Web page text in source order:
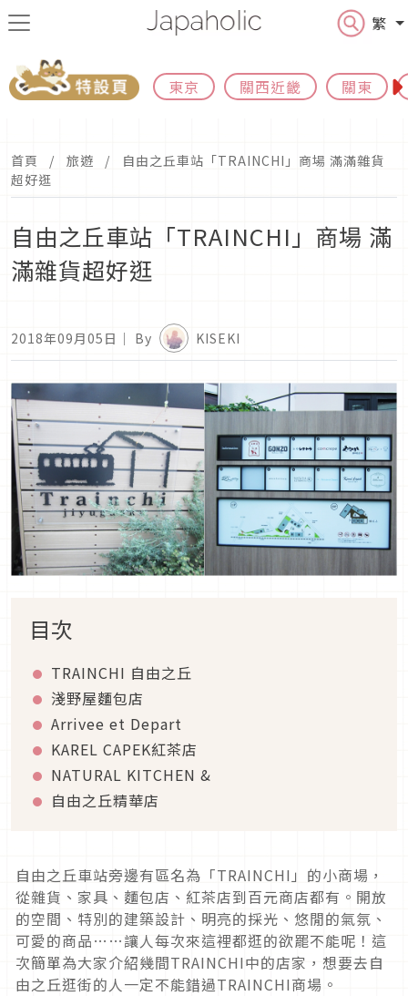
繁
東京 關西近畿 關東
首頁 旅遊
自由之丘車站「TRAINCHI」商場 滿滿雜貨
超好逛
自由之丘車站「TRAINCHI」商場 滿
滿雜貨超好逛
2018年09月05日 ｜ By KISEKI
目次
TRAINCHI 自由之丘
淺野屋麵包店
Arrivee et Depart
KAREL CAPEK紅茶店
NATURAL KITCHEN &
自由之丘精華店
自由之丘車站旁邊有區名為「TRAINCHI」的小商場，
從雜貨、家具、麵包店、紅茶店到百元商店都有。開放
的空間、特別的建築設計、明亮的採光、悠閒的氣氛、
可愛的商品……讓人每次來這裡都逛的欲罷不能呢！這
次簡單為大家介紹幾間TRAINCHI中的店家，想要去自
由之丘逛街的人一定不能錯過TRAINCHI商場。